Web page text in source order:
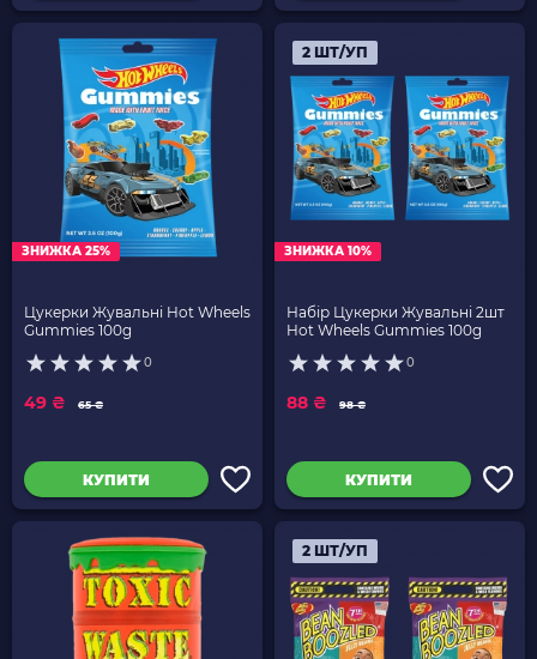
ЗНИЖКА 25%
Цукерки Жувальні Hot Wheels
Gummies 100g
0
65 ₴
49 ₴
КУПИТИ
2 ШТ/УП
ЗНИЖКА 10%
Набір Цукерки Жувальні 2шт
Hot Wheels Gummies 100g
0
98 ₴
88 ₴
КУПИТИ
2 ШТ/УП